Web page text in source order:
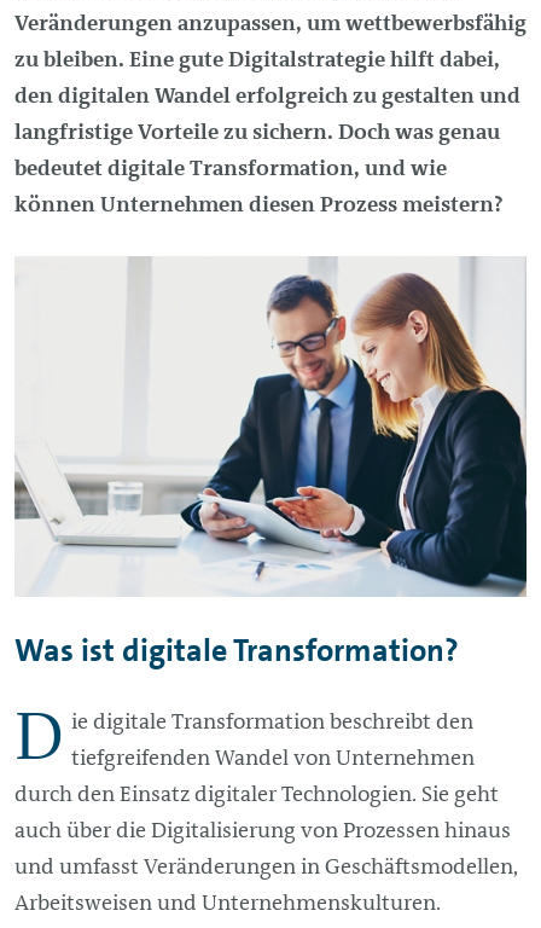
Veränderungen anzupassen, um wettbewerbsfähig
zu bleiben. Eine gute Digitalstrategie hilft dabei,
den digitalen Wandel erfolgreich zu gestalten und
langfristige Vorteile zu sichern. Doch was genau
bedeutet digitale Transformation, und wie
können Unternehmen diesen Prozess meistern?
Was ist digitale Transformation?
D ie digitale Transformation beschreibt den
tiefgreifenden Wandel von Unternehmen
durch den Einsatz digitaler Technologien. Sie geht
auch über die Digitalisierung von Prozessen hinaus
und umfasst Veränderungen in Geschäftsmodellen,
Arbeitsweisen und Unternehmenskulturen.